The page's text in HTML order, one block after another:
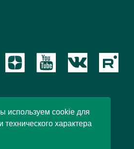
используем cookie для
характера
Акрополь. При любом